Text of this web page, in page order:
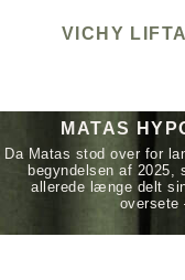
VICHY
MATAS
Da Matas stod over for
begyndelsen af 2025,
allerede længe delt
oversete